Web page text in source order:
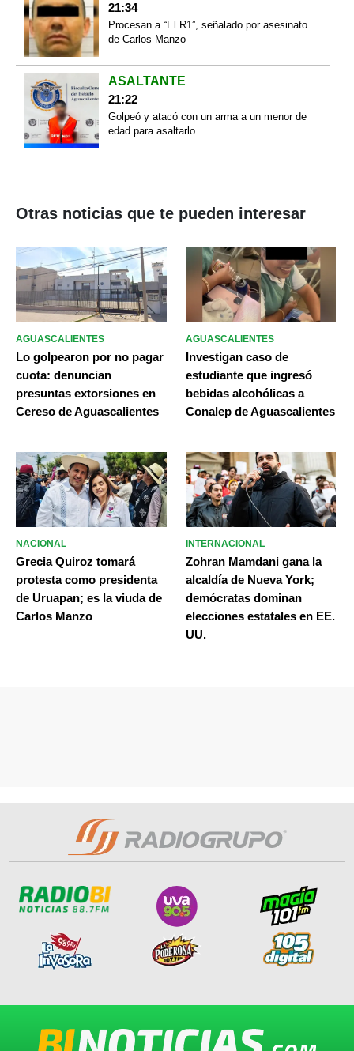
21:34
Procesan a “El R1”, señalado por asesinato
de Carlos Manzo
ASALTANTE
21:22
Golpeó y atacó con un arma a un menor de
edad para asaltarlo
Otras noticias que te pueden interesar
AGUASCALIENTES
Lo golpearon por no pagar
cuota: denuncian
presuntas extorsiones en
Cereso de Aguascalientes
AGUASCALIENTES
Investigan caso de
estudiante que ingresó
bebidas alcohólicas a
Conalep de Aguascalientes
NACIONAL
Grecia Quiroz tomará
protesta como presidenta
de Uruapan; es la viuda de
Carlos Manzo
INTERNACIONAL
Zohran Mamdani gana la
alcaldía de Nueva York;
demócratas dominan
elecciones estatales en EE.
UU.